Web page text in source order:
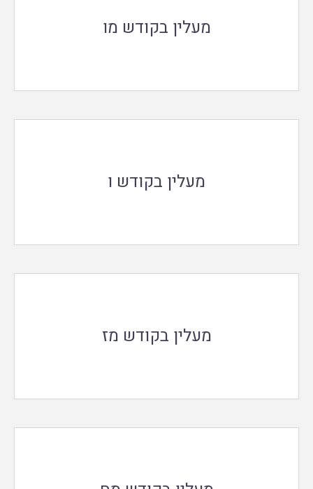
מעלין בקודש מו
מעלין בקודש ו
מעלין בקודש מז